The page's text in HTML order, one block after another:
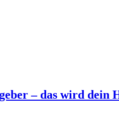
– das wird dein